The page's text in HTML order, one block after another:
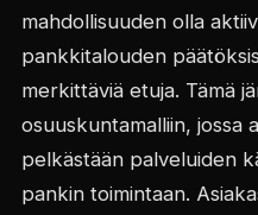
mahdollisuuden olla
pankkitalouden
merkittäviä etuja. Tämä
osuuskuntamalliin, jossa
pelkästään palveluiden
pankin toimintaan.